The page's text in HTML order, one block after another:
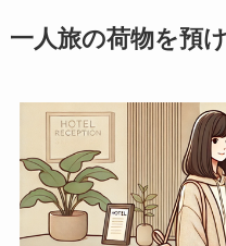
一人旅の荷物を預